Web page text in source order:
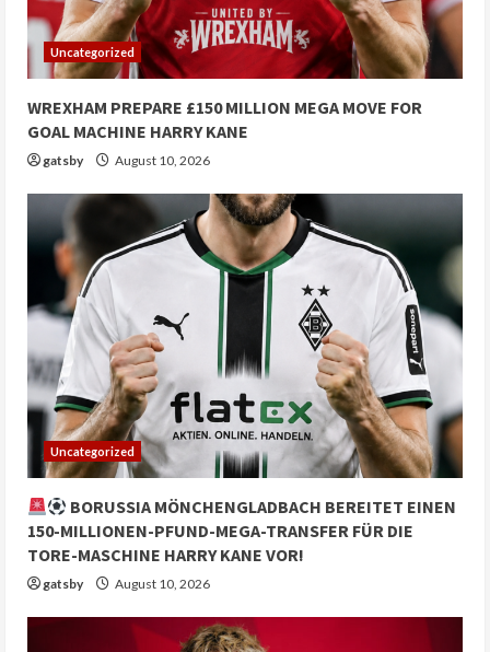
Uncategorized
WREXHAM PREPARE £150 MILLION MEGA MOVE FOR
GOAL MACHINE HARRY KANE
gatsby August 10, 2026
Uncategorized
BORUSSIA MÖNCHENGLADBACH BEREITET EINEN
150-MILLIONEN-PFUND-MEGA-TRANSFER FÜR DIE
TORE-MASCHINE HARRY KANE VOR!
gatsby August 10, 2026